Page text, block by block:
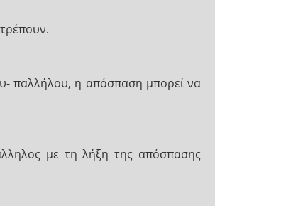
παλλήλου, η απόσπαση μπορεί να
με τη λήξη της απόσπασης